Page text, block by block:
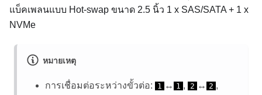
แบ็คเพลนแบบ Hot-swap ขนาด 2.5 นิ้ว 1 x SAS/SATA + 1 x
NVMe
หมายเหตุ
การเชื่อมต่อระหว่างขั้วต่อ: 1 ↔ 1 , 2 ↔ 2 ,